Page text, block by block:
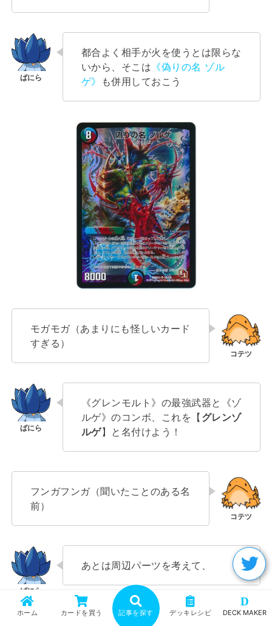
都合よく相手が火を使うとは限らな
いから、そこは 《偽りの名 ゾル
ゲ》
も併用しておこう
モガモガ（あまりにも怪しいカード
すぎる）
《グレンモルト》の最強武器と《ゾ
ルゲ》のコンボ、これを【 グレンゾ
ルゲ】と名付けよう！
フンガフンガ（聞いたことのある名
前）
あとは周辺パーツを考えて、
ホーム カードを買う 記事を探す デッキレシピ
D
DECK MAKER